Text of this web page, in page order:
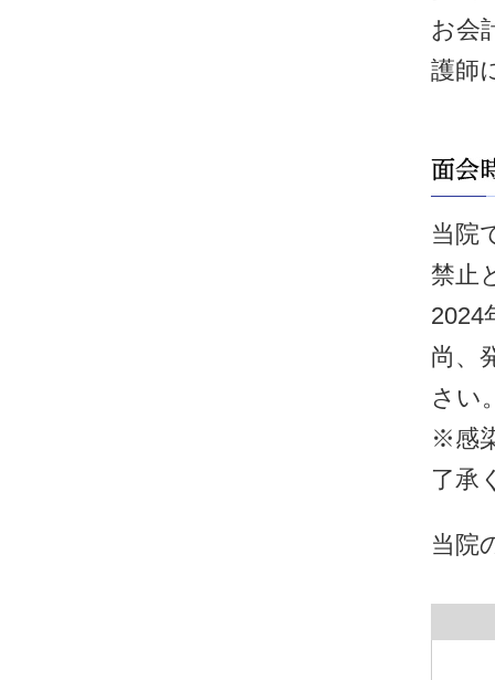
お会
護師
当院
禁止
2024
尚、
さい
※感
了承
当院